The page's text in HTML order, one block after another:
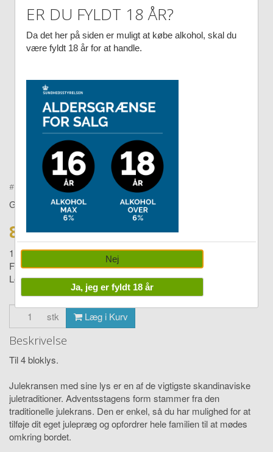
Double tap to zoom
# 1703586471
GEORG JENSEN
829,00 DKK
1199,00
Four adventsstage
Levering:1-4 dage
stk Læg i Kurv
Beskrivelse
Til 4 bloklys.
Julekransen med sine lys er en af de vigtigste skandinaviske
juletraditioner. Adventsstagens form stammer fra den
traditionelle julekrans. Den er enkel, så du har mulighed for at
tilføje dit eget julepræg og opfordrer hele familien til at mødes
omkring bordet.
ER DU FYLDT 18 ÅR?
Da det her på siden er muligt at købe alkohol, skal du
være fyldt 18 år for at handle.
Nej
Ja, jeg er fyldt 18 år